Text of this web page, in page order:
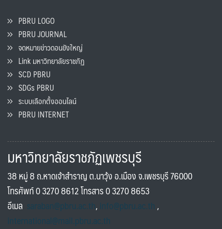
PBRU LOGO
PBRU JOURNAL
จดหมายข่าวดอนขังใหญ่
Link มหาวิทยาลัยราชภัฏ
SCD PBRU
SDGs PBRU
ระบบเลือกตั้งออนไลน์
PBRU INTERNET
มหาวิทยาลัยราชภัฏเพชรบุรี
38 หมู่ 8 ถ.หาดเจ้าสำราญ ต.นาวุ้ง อ.เมือง จ.เพชรบุรี 76000
โทรศัพท์ 0 3270 8612 โทรสาร 0 3270 8653
อีเมล saraban@pbru.ac.th,info@pbru.ac.th,
international@mail.pbru.ac.th